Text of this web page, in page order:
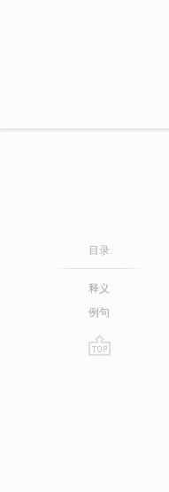
目录
释义
例句